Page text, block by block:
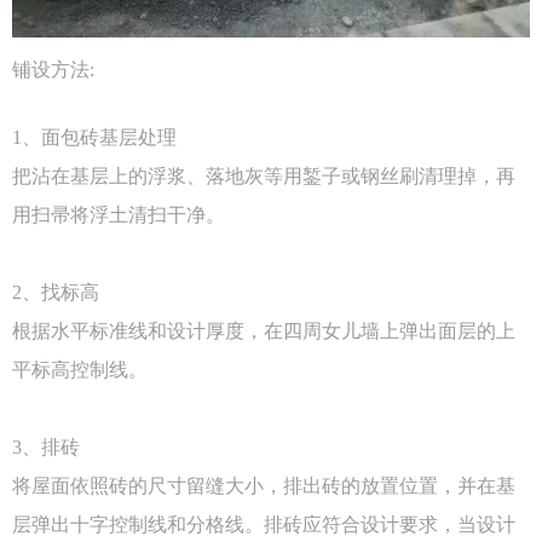
铺设方法:
1、面包砖基层处理
把沾在基层上的浮浆、落地灰等用錾子或钢丝刷清理掉，再
用扫帚将浮土清扫干净。
2、找标高
根据水平标准线和设计厚度，在四周女儿墙上弹出面层的上
平标高控制线。
3、排砖
将屋面依照砖的尺寸留缝大小，排出砖的放置位置，并在基
层弹出十字控制线和分格线。排砖应符合设计要求，当设计